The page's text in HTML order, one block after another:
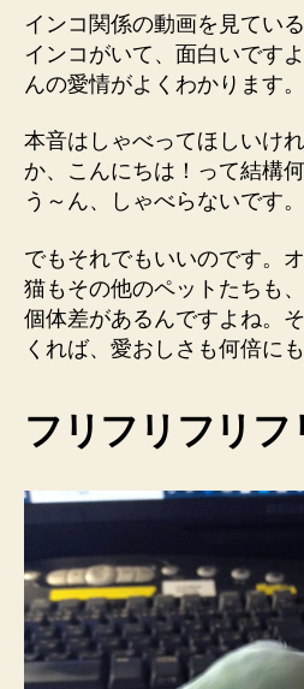
リ
フ
リ
へ
インコ関係の動画を見てい
インコがいて、面白いです
んの愛情がよくわかります。
本音はしゃべってほしいけ
か、こんにちは！って結構
う～ん、しゃべらないです。
でもそれでもいいのです。
猫もその他のペットたちも
個体差があるんですよね。
くれば、愛おしさも何倍に
フリフリフリフ